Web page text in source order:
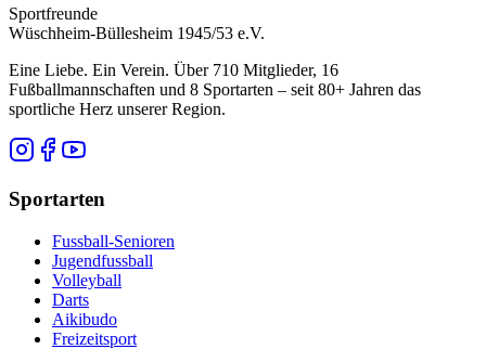
Sportfreunde
Wüschheim-Büllesheim 1945/53 e.V.
Eine Liebe. Ein Verein. Über 710 Mitglieder, 16
Fußballmannschaften und 8 Sportarten – seit 80+ Jahren das
sportliche Herz unserer Region.
Sportarten
Fussball-Senioren
Jugendfussball
Volleyball
Darts
Aikibudo
Freizeitsport